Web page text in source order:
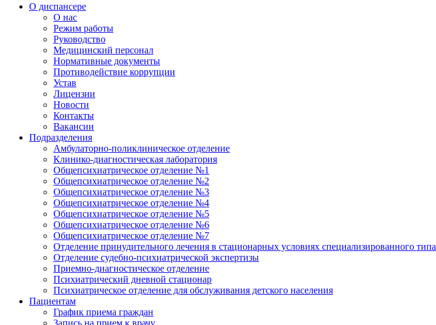
О диспансере
О нас
Режим работы
Руководство
Медицинский персонал
Нормативные документы
Противодействие коррупции
Устав
Лицензии
Новости
Контакты
Вакансии
Подразделения
Амбулаторно-поликлиническое отделение
Клинико-диагностическая лаборатория
Общепсихиатрическое отделение №1
Общепсихиатрическое отделение №2
Общепсихиатрическое отделение №3
Общепсихиатрическое отделение №4
Общепсихиатрическое отделение №5
Общепсихиатрическое отделение №6
Общепсихиатрическое отделение №7
Отделение принудительного лечения в стационарных условиях специализированного типа
Отделение судебно-психиатрической экспертизы
Приемно-диагностическое отделение
Психиатрический дневной стационар
Психиатрическое отделение для обслуживания детского населения
Пациентам
График приема граждан
Запись на прием к врачу